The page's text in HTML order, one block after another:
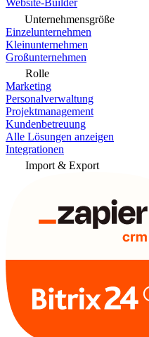
Website-Builder
Unternehmensgröße
Einzelunternehmen
Kleinunternehmen
Großunternehmen
Rolle
Marketing
Personalverwaltung
Projektmanagement
Kundenbetreuung
Alle Lösungen anzeigen
Integrationen
Import & Export